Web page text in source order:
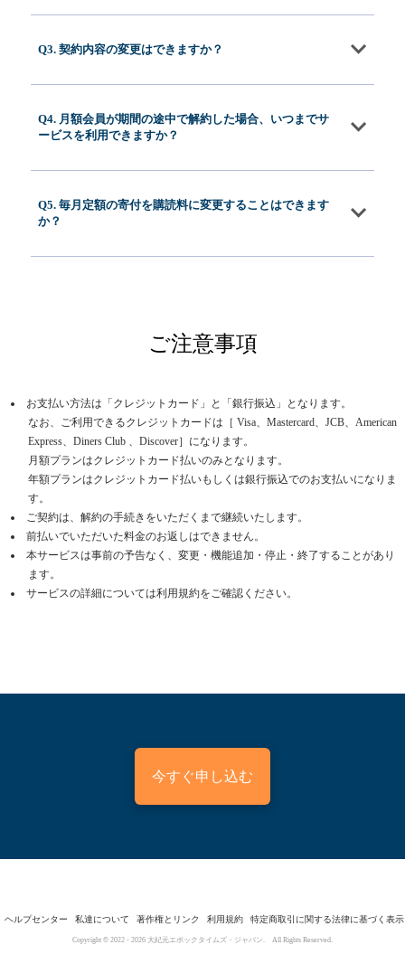
Q3. 契約内容の変更はできますか？
Q4. 月額会員が期間の途中で解約した場合、いつまでサ
ービスを利用できますか？
Q5. 毎月定額の寄付を購読料に変更することはできます
か？
ご注意事項
お支払い方法は「クレジットカード」と「銀行振込」となります。
なお、ご利用できるクレジットカードは［ Visa、Mastercard、JCB、American
Express、Diners Club 、Discover］になります。
月額プランはクレジットカード払いのみとなります。
年額プランはクレジットカード払いもしくは銀行振込でのお支払いになりま
す。
ご契約は、解約の手続きをいただくまで継続いたします。
前払いでいただいた料金のお返しはできません。
本サービスは事前の予告なく、変更・機能追加・停止・終了することがあり
ます。
サービスの詳細については利用規約をご確認ください。
今すぐ申し込む
ヘルプセンター 私達について 著作権とリンク 利用規約 特定商取引に関する法律に基づく表示
Copyright © 2022 - 2026 大紀元エポックタイムズ・ジャパン. All Rights Reserved.